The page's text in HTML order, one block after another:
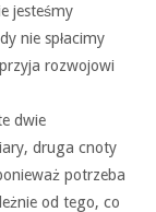
jesteśmy
nie spłacimy
rozwojowi
dwie
druga cnoty
potrzeba
od tego, co